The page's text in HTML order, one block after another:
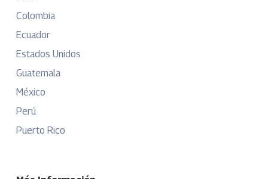
Colombia
Ecuador
Estados Unidos
Guatemala
México
Perú
Puerto Rico